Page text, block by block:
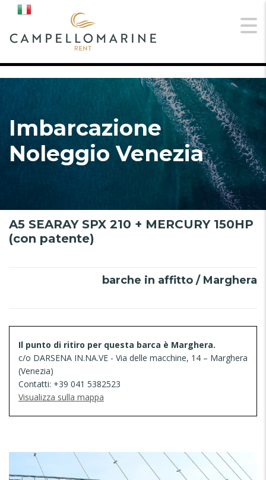
Imbarcazione
Noleggio Venezia
A5 SEARAY SPX 210 + MERCURY 150HP
(con patente)
barche in affitto / Marghera
Il punto di ritiro per questa barca è Marghera.
c/o DARSENA IN.NA.VE - Via delle macchine, 14 – Marghera
(Venezia)
Contatti: +39 041 5382523
Visualizza sulla mappa